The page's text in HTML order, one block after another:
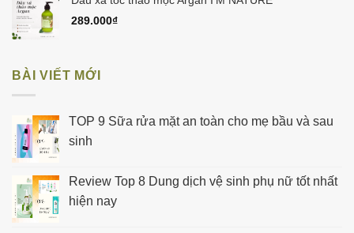
289.000₫
BÀI VIẾT MỚI
TOP 9 Sữa rửa mặt an toàn cho mẹ bầu và sau
sinh
Review Top 8 Dung dịch vệ sinh phụ nữ tốt nhất
hiện nay